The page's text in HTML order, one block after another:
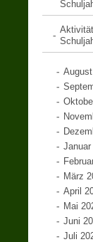
Januar
März
April
Mai
Juni
Juli